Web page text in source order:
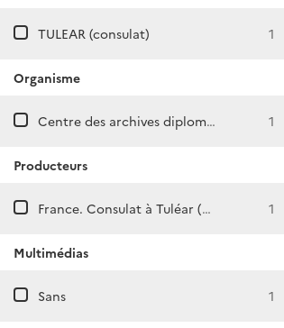
TULEAR (consulat) 1
Organisme
Centre des archives diplomatiques de Nantes 1
Producteurs
France. Consulat à Tuléar (Madagascar) 1
Multimédias
Sans 1